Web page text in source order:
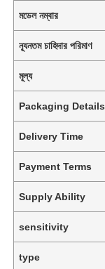
মডেল নম্বার
ন্যূনতম চাহিদার পরিমাণ
মূল্য
Packaging Details
Delivery Time
Payment Terms
Supply Ability
sensitivity
type